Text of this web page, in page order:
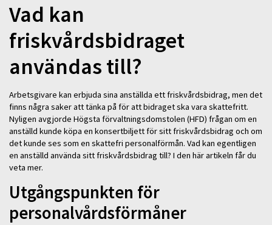
Vad kan
friskvårdsbidraget
användas till?
Arbetsgivare kan erbjuda sina anställda ett friskvårdsbidrag, men det
finns några saker att tänka på för att bidraget ska vara skattefritt.
Nyligen avgjorde Högsta förvaltningsdomstolen (HFD) frågan om en
anställd kunde köpa en konsertbiljett för sitt friskvårdsbidrag och om
det kunde ses som en skattefri personalförmån. Vad kan egentligen
en anställd använda sitt friskvårdsbidrag till? I den här artikeln får du
veta mer.
Utgångspunkten för
personalvårdsförmåner